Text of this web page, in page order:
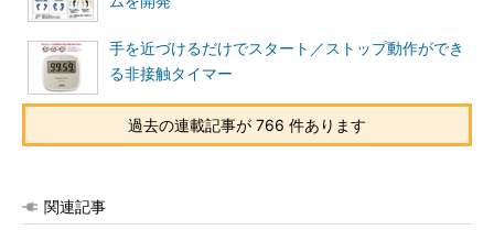
手を近づけるだけでスタート／ストップ動作ができ
る非接触タイマー
過去の連載記事が 766 件あります
関連記事